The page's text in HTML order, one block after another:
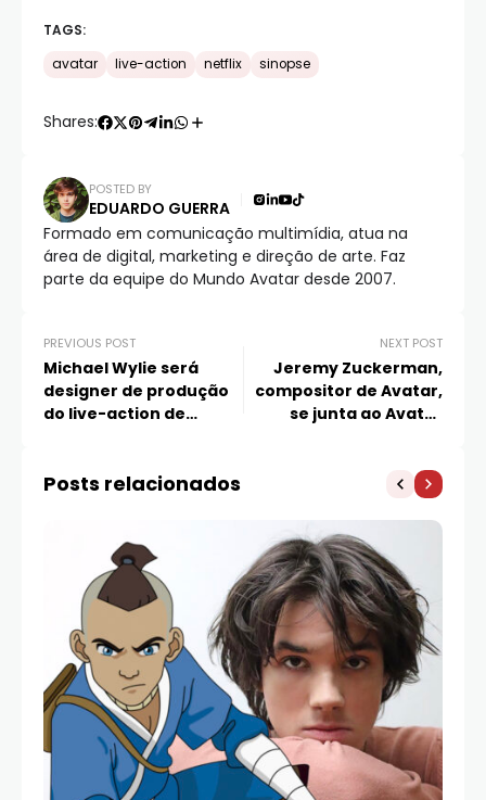
TAGS:
avatar
live-action netflix sinopse
Shares:
POSTED BY
EDUARDO GUERRA
Formado em comunicação multimídia, atua na
área de digital, marketing e direção de arte. Faz
parte da equipe do Mundo Avatar desde 2007.
PREVIOUS POST
Michael Wylie será
designer de produção
do live-action de
NEXT POST
Jeremy Zuckerman,
compositor de Avatar,
se junta ao Avatar
Posts relacionados